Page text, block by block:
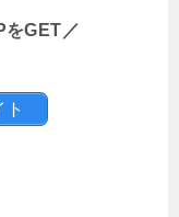
をGET／